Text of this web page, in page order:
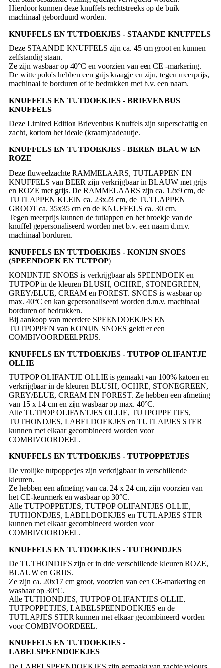
Hierdoor kunnen deze knuffels rechtstreeks op de buik
KNUFFELS EN TUTDOEKJES - STAANDE KNUFFELS
Deze STAANDE KNUFFELS zijn ca. 45 cm groot en kunnen
zelfstandig staan.
Ze zijn wasbaar op 40°C en voorzien van een CE -markering.
De witte polo's hebben een grijs kraagje en zijn, tegen meerprijs,
KNUFFELS EN TUTDOEKJES - BRIEVENBUS
KNUFFELS
Deze Limited Edition Brievenbus Knuffels zijn superschattig en
zacht, kortom het ideale (kraam)cadeautje.
KNUFFELS EN TUTDOEKJES - BEREN BLAUW EN
ROZE
Deze fluweelzachte RAMMELAARS, TUTLAPPEN EN
KNUFFELS van BEER zijn verkrijgbaar in BLAUW met grijs
en ROZE met grijs. De RAMMELAARS zijn ca. 12x9 cm, de
TUTLAPPEN KLEIN ca. 23x23 cm, de TUTLAPPEN
GROOT ca. 35x35 cm en de KNUFFELS ca. 30 cm.
Tegen meerprijs kunnen de tutlappen en het broekje van de
knuffel gepersonaliseerd worden met b.v. een naam d.m.v.
machinaal borduren.
KNUFFELS EN TUTDOEKJES - KONIJN SNOES
(SPEENDOEK EN TUTPOP)
KONIJNTJE SNOES is verkrijgbaar als SPEENDOEK en
TUTPOP in de kleuren BLUSH, OCHRE, STONEGREEN,
GREY/BLUE, CREAM en FOREST. SNOES is wasbaar op
max. 40°C en kan gepersonaliseerd worden d.m.v. machinaal
borduren of bedrukken.
Bij aankoop van meerdere SPEENDOEKJES EN
TUTPOPPEN van KONIJN SNOES geldt er een
COMBIVOORDEELPRIJS.
KNUFFELS EN TUTDOEKJES - TUTPOP OLIFANTJE
OLLIE
TUTPOP OLIFANTJE OLLIE is gemaakt van 100% katoen en
verkrijgbaar in de kleuren BLUSH, OCHRE, STONEGREEN,
GREY/BLUE, CREAM EN FOREST. Ze hebben een afmeting
van 15 x 14 cm en zijn wasbaar op max. 40°C.
Alle TUTPOP OLIFANTJES OLLIE, TUTPOPPETJES,
TUTHONDJES, LABELDOEKJES en TUTLAPJES STER
kunnen met elkaar gecombineerd worden voor
COMBIVOORDEEL.
KNUFFELS EN TUTDOEKJES - TUTPOPPETJES
De vrolijke tutpoppetjes zijn verkrijgbaar in verschillende
kleuren.
Ze hebben een afmeting van ca. 24 x 24 cm, zijn voorzien van
het CE-keurmerk en wasbaar op 30°C.
Alle TUTPOPPETJES, TUTPOP OLIFANTJES OLLIE,
TUTHONDJES, LABELDOEKJES en TUTLAPJES STER
kunnen met elkaar gecombineerd worden voor
COMBIVOORDEEL.
KNUFFELS EN TUTDOEKJES - TUTHONDJES
De TUTHONDJES zijn er in drie verschillende kleuren ROZE,
BLAUW en GRIJS.
Ze zijn ca. 20x17 cm groot, voorzien van een CE-markering en
wasbaar op 30°C.
Alle TUTHONDJES, TUTPOP OLIFANTJES OLLIE,
TUTPOPPETJES, LABELSPEENDOEKJES en de
TUTLAPJES STER kunnen met elkaar gecombineerd worden
KNUFFELS EN TUTDOEKJES -
LABELSPEENDOEKJES
De LABELSPEENDOEKJES zijn gemaakt van zachte velours